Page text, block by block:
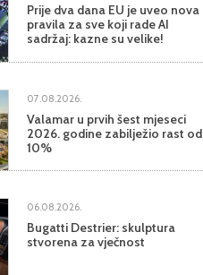
Prije dva dana EU je uveo nova
pravila za sve koji rade AI
sadržaj: kazne su velike!
07.08.2026.
Valamar u prvih šest mjeseci
2026. godine zabilježio rast od
10%
06.08.2026.
Bugatti Destrier: skulptura
stvorena za vječnost